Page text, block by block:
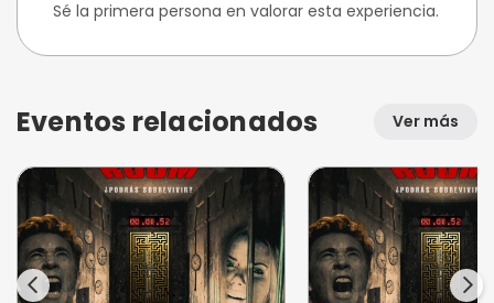
Sé la primera persona en valorar esta experiencia.
Eventos relacionados Ver más